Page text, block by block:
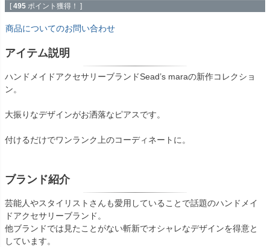
[ 495 ポイント獲得！ ]
商品についてのお問い合わせ
アイテム説明
ハンドメイドアクセサリーブランドSead’s maraの新作コレクショ
ン。
大振りなデザインがお洒落なピアスです。
付けるだけでワンランク上のコーディネートに。
ブランド紹介
芸能人やスタイリストさんも愛用していることで話題のハンドメイ
ドアクセサリーブランド。
他ブランドでは見たことがない斬新でオシャレなデザインを得意と
しています。